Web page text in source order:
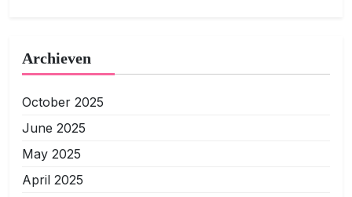
Archieven
October 2025
June 2025
May 2025
April 2025